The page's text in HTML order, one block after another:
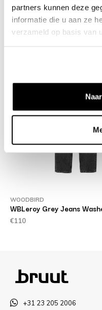
partners kunnen deze
informatie die u aan ze
verzameld op basis van
Versand und Rückgabe
WOODBIRD
WBLeroy Grey Jeans
€110
+31 23 205 2006